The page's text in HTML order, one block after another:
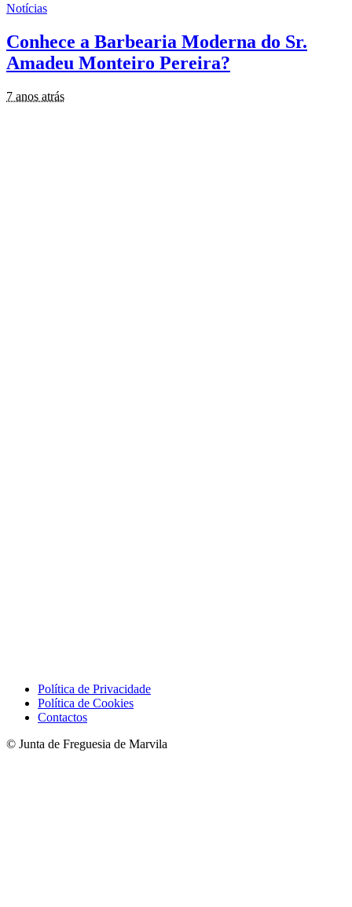
Notícias
Conhece a Barbearia Moderna do Sr.
Amadeu Monteiro Pereira?
7 anos atrás
Política de Privacidade
Política de Cookies
Contactos
© Junta de Freguesia de Marvila